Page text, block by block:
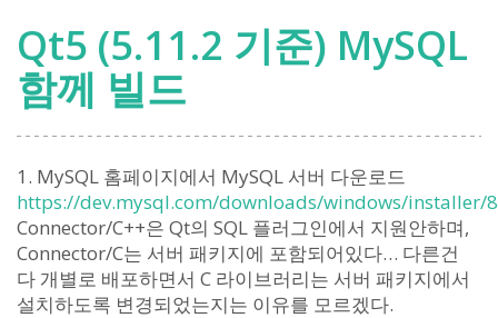
Qt5 (5.11.2 기준) MySQL
함께 빌드
1. MySQL 홈페이지에서 MySQL 서버 다운로드
https://dev.mysql.com/downloads/windows/installer/
Connector/C++은 Qt의 SQL 플러그인에서 지원안하며,
Connector/C는 서버 패키지에 포함되어있다… 다른건
다 개별로 배포하면서 C 라이브러리는 서버 패키지에서
설치하도록 변경되었는지는 이유를 모르겠다.